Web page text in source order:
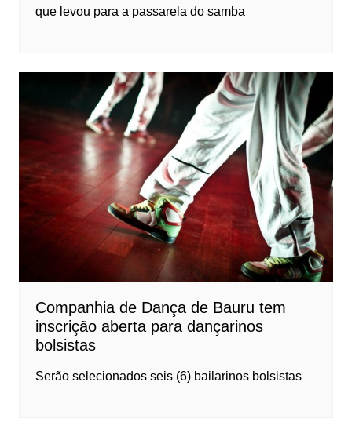
que levou para a passarela do samba
Companhia de Dança de Bauru tem
inscrição aberta para dançarinos
bolsistas
Serão selecionados seis (6) bailarinos bolsistas